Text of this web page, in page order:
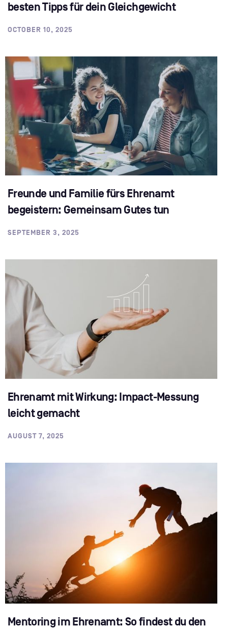
besten Tipps für dein Gleichgewicht
OCTOBER 10, 2025
Freunde und Familie fürs Ehrenamt
begeistern: Gemeinsam Gutes tun
SEPTEMBER 3, 2025
Ehrenamt mit Wirkung: Impact-Messung
leicht gemacht
AUGUST 7, 2025
Mentoring im Ehrenamt: So findest du den